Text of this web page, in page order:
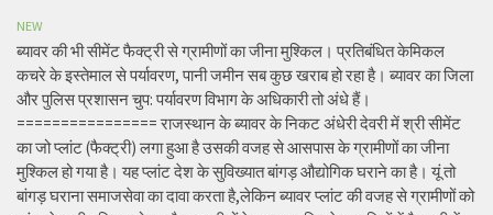
NEW
ब्यावर की भी सीमेंट फैक्ट्री से ग्रामीणों का जीना मुश्किल। प्रतिबंधित केमिकल
कचरे के इस्तेमाल से पर्यावरण, पानी जमीन सब कुछ खराब हो रहा है। ब्यावर का जिला
और पुलिस प्रशासन चुप: पर्यावरण विभाग के अधिकारी तो अंधे हैं।
================ राजस्थान के ब्यावर के निकट अंधेरी देवरी में श्री सीमेंट
का जो प्लांट (फैक्ट्री) लगा हुआ है उसकी वजह से आसपास के ग्रामीणों का जीना
मुश्किल हो गया है। यह प्लांट देश के सुविख्यात बांगड़ औद्योगिक घराने का है। यूं तो
बांगड़ घराना समाजसेवा का दावा करता है,लेकिन ब्यावर प्लांट की वजह से ग्रामीणों को